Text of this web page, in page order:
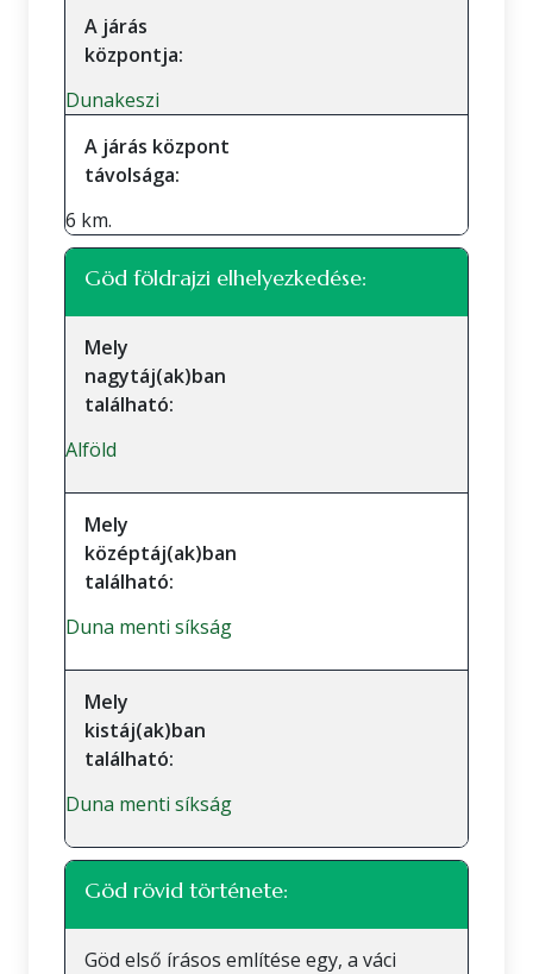
A járás
központja:
Dunakeszi
A járás központ
távolsága:
6 km.
Göd földrajzi elhelyezkedése:
Mely
nagytáj(ak)ban
található:
Alföld
Mely
középtáj(ak)ban
található:
Duna menti síkság
Mely
kistáj(ak)ban
található:
Duna menti síkság
Göd rövid története:
Göd első írásos említése egy, a váci